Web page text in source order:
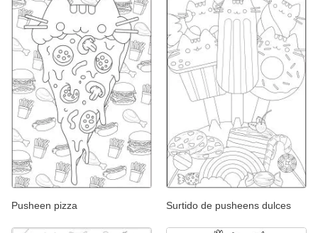
Pusheen pizza Surtido de pusheens dulces